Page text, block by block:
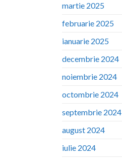
martie 2025
februarie 2025
ianuarie 2025
decembrie 2024
noiembrie 2024
octombrie 2024
septembrie 2024
august 2024
iulie 2024